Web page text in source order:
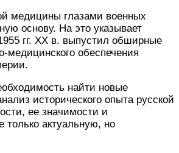
медицины глазами военных
основу. На это указывает
гг. ХХ в. выпустил обширные
обеспечения
найти новые
исторического опыта русской
ее значимости и
только актуальную, но